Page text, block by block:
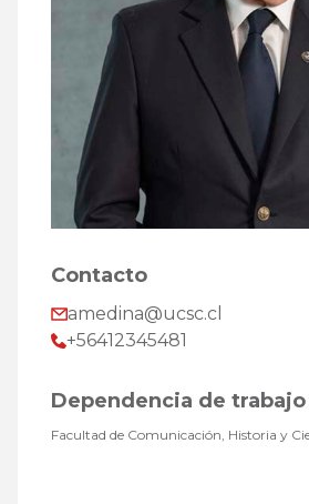
Contacto
amedina@ucsc.cl
+56412345481
Dependencia de trabajo
Facultad de Comunicación, Historia y